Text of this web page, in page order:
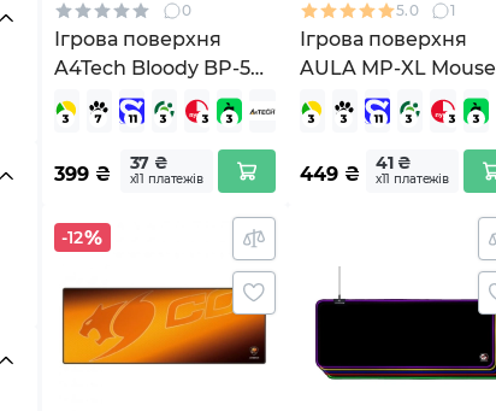
0
Ігрова поверхня
A4Tech Bloody BP-50L
Black
399₴ 37 ₴
х11 платежів
5.0 1
Ігрова поверхня
AULA MP-XL Mouse
Pad (6948391216034)
449₴ 41 ₴
х11 платежів
-12